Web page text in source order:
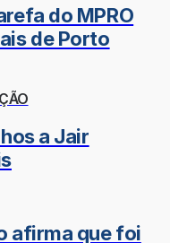
do MPRO
de Porto
a Jair
afirma que foi